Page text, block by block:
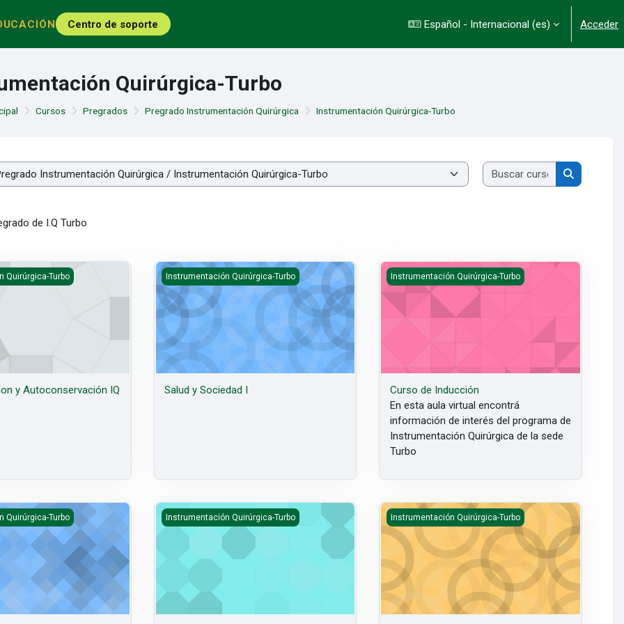
Centro de soporte Español - Internacional ‎(es)‎ Acceder
Quirúrgica-Turbo
Cursos Pregrados Pregrado Instrumentación Quirúrgica Instrumentación Quirúrgica-Turbo
Buscar cursos
Buscar
de I.Q Turbo
y Autoconservación IQ Turbo
Quirúrgica-Turbo
y Autoconservación IQ
Salud y Sociedad I
Instrumentación Quirúrgica-Turbo
Salud y Sociedad I
Curso de Inducción
Instrumentación Quirúrgica-Turbo
Curso de Inducción
En esta aula virtual encontrá
información de interés del programa de
Instrumentación Quirúrgica de la sede
Turbo
Quirúrgica-Turbo Informática en Salud IQ - Turbo
Instrumentación Quirúrgica-Turbo Biología de la Célula
Instrumentación Quirúrgica-Turbo